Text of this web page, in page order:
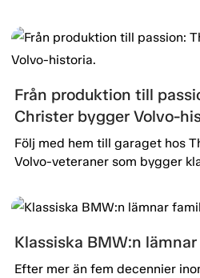
Från produktion till
Christer bygger Volvo-
Följ med hem till garaget hos
Volvo-veteraner som bygger
Klassiska BMW:n
Efter mer än fem decennier